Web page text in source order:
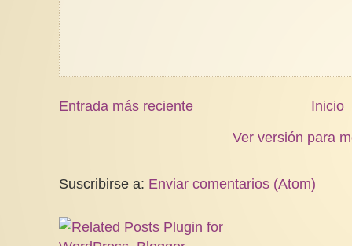
Entrada más reciente
Inicio
Ver versión para
Suscribirse a: Enviar comentarios (Atom)